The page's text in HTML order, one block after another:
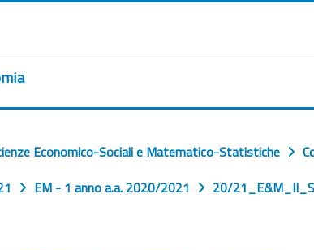
Economico-Sociali e Matematico-Statistiche
EM - 1 anno a.a. 2020/2021 20/